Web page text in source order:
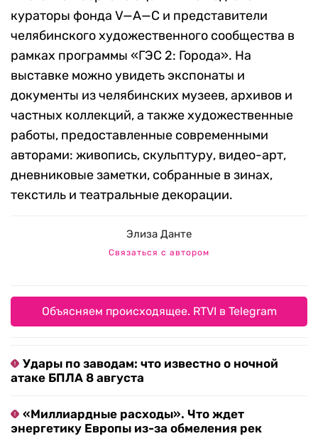
кураторы фонда V—A—C и представители
челябинского художественного сообщества в
рамках программы «ГЭС 2: Города». На
выставке можно увидеть экспонаты и
документы из челябинских музеев, архивов и
частных коллекций, а также художественные
работы, предоставленные современными
авторами: живопись, скульптуру, видео-арт,
дневниковые заметки, собранные в зинах,
текстиль и театральные декорации.
Элиза Данте
Связаться с автором
Объясняем происходящее. RTVI в Telegram
Удары по заводам: что известно о ночной
атаке БПЛА 8 августа
«Миллиардные расходы». Что ждет
энергетику Европы из-за обмеления рек